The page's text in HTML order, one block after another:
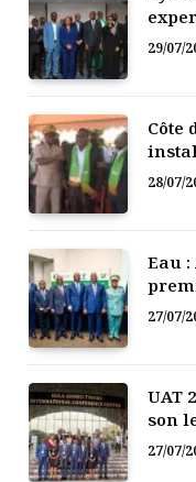
29/07/
Côte
28/07/
Eau
27/07/
UAT
son
27/07/